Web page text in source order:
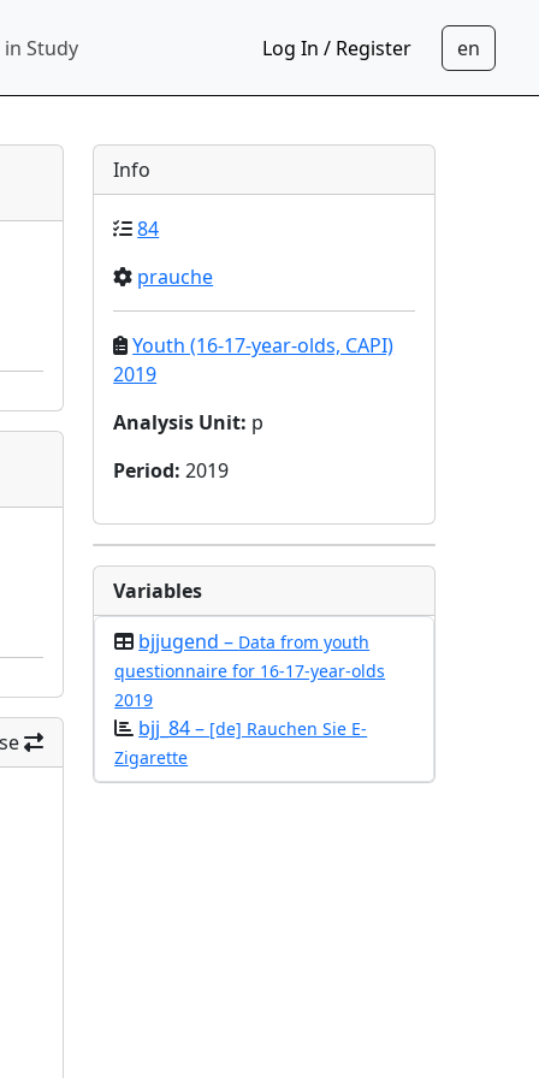
in Study Log In / Register
Info
84
prauche
Youth (16-17-year-olds, CAPI)
2019
Analysis Unit: p
Period:2019
Variables
bjjugend – Data from youth
questionnaire for 16-17-year-olds
2019
bjj_84 – [de] Rauchen Sie E-
Zigarette